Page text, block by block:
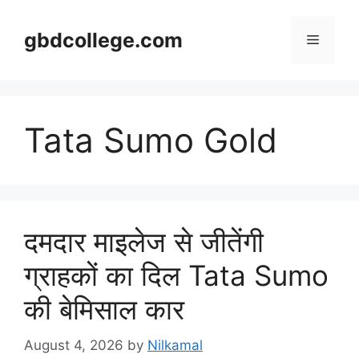
contentgbdcollege.com Menu
Tata Sumo Gold
दमदार माइलेज से जीतेंगी
ग्राहकों का दिल Tata Sumo
की बेमिसाल कार
August 4, 2026 by Nilkamal